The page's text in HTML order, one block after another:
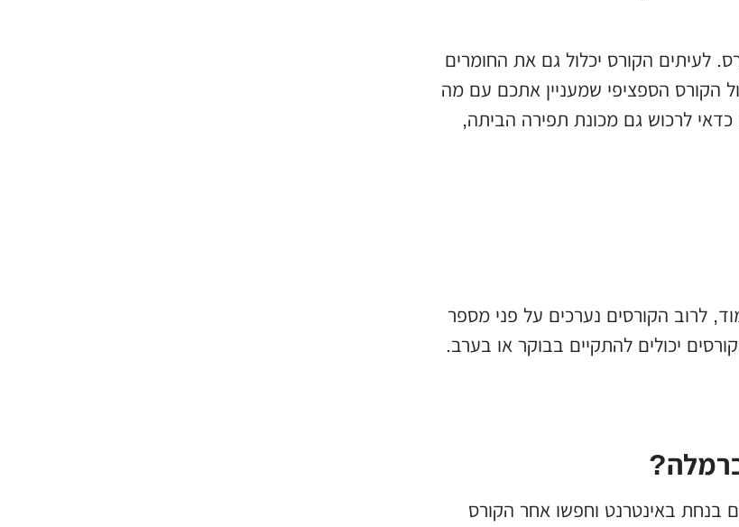
לעיתים הקורס יכלול גם את החומרים
הקורס הספציפי שמעניין אתכם עם מה
לרכוש גם מכונת תפירה הביתה,
לרוב הקורסים נערכים על פני מספר
בנחת באינטרנט וחפשו אחר הקורס